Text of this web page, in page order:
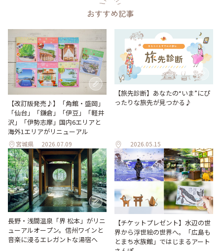
おすすめ記事
【改訂版発売♪】「角館・盛岡」
「仙台」「鎌倉」「伊豆」「軽井
沢」「伊勢志摩」国内6エリアと
海外1エリアがリニューアル
宮城県 2026.07.09
【旅先診断】あなたの“いま”にぴ
ったりな旅先が見つかる♪
2026.05.15
長野・浅間温泉「界 松本」がリニ
ューアルオープン。信州ワインと
音楽に浸るエレガントな湯宿へ
【チケットプレゼント】水辺の世
界から浮世絵の世界へ。「広島も
とまち水族館」ではじまるアート